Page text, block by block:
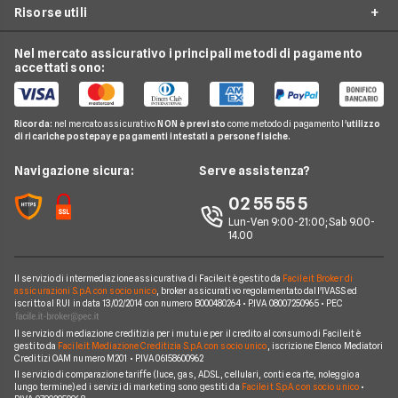
Conti e Carte
Pay TV
Noleggio Lungo Termine
News
Contatti
Carte di Credito Aziendali
Conto Corrente Giovani
Migliori Carte Prepagate
Carte Revolving
Carta conto
Unicredit
CheBanca!
Findomestic
Hello Bank!
YouBanking
Nexi
Hype
N26
Revolut
Risorse utili
Guida Carte
Domande Carte
Notizie Carte
Argomenti in evidenza Carte
Prodotti Carte
Nel mercato assicurativo i principali metodi di pagamento
accettati sono:
Ricorda: nel mercato assicurativo NON è previsto come metodo di pagamento l'utilizzo
di ricariche postepay e pagamenti intestati a persone fisiche.
Navigazione sicura: Serve assistenza?
02 55 55 5
Lun-Ven 9:00-21:00; Sab 9.00-
14.00
Il servizio di intermediazione assicurativa di Facile.it è gestito da Facile.it Broker di
assicurazioni S.p.A. con socio unico, broker assicurativo regolamentato dall'IVASS ed
iscritto al RUI in data 13/02/2014 con numero B000480264 • P.IVA 08007250965 • PEC
Il servizio di mediazione creditizia per i mutui e per il credito al consumo di Facile.it è
gestito da Facile.it Mediazione Creditizia S.p.A. con socio unico , iscrizione Elenco Mediatori
Creditizi OAM numero M201 • P.IVA 06158600962
Il servizio di comparazione tariffe (luce, gas, ADSL, cellulari, conti e carte, noleggio a
lungo termine) ed i servizi di marketing sono gestiti da Facile.it S.p.A. con socio unico•